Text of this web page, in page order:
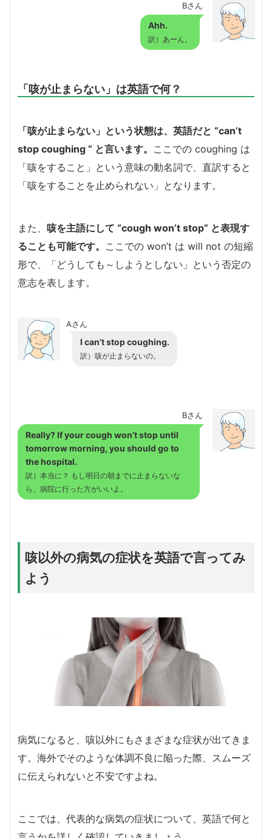
Bさん
Ahh.
訳）あーん。
「咳が止まらない」は英語で何？
「咳が止まらない」という状態は、英語だと “can’t
stop coughing “ と言います。 ここでの coughing は
「咳をすること」という意味の動名詞で、直訳すると
「咳をすることを止められない」となります。
また、 咳を主語にして “cough won’t stop” と表現す
ることも可能です。 ここでの won’t は will not の短縮
形で、「どうしても～しようとしない」という否定の
意志を表します。
Aさん
I can’t stop coughing.
訳）咳が止まらないの。
Bさん
Really? If your cough won’t stop until
tomorrow morning, you should go to
the hospital.
訳）本当に？ もし明日の朝までに止まらないな
ら、病院に行った方がいいよ。
咳以外の病気の症状を英語で言ってみ
よう
病気になると、咳以外にもさまざまな症状が出てきま
す。海外でそのような体調不良に陥った際、スムーズ
に伝えられないと不安ですよね。
ここでは、代表的な病気の症状について、英語で何と